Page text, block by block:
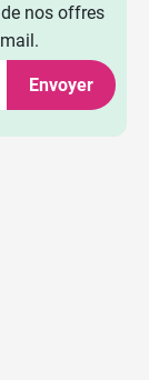
nos offres
Envoyer